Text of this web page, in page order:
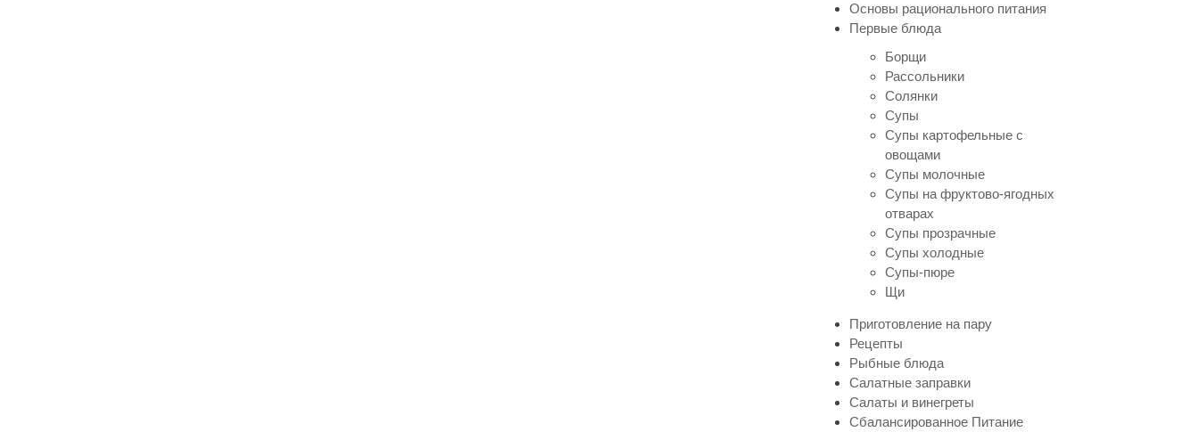
Основы рационального питания
Первые блюда
Борщи
Рассольники
Солянки
Супы
Супы картофельные с
овощами
Супы молочные
Супы на фруктово-ягодных
отварах
Супы прозрачные
Супы холодные
Супы-пюре
Щи
Приготовление на пару
Рецепты
Рыбные блюда
Салатные заправки
Салаты и винегреты
Сбалансированное Питание